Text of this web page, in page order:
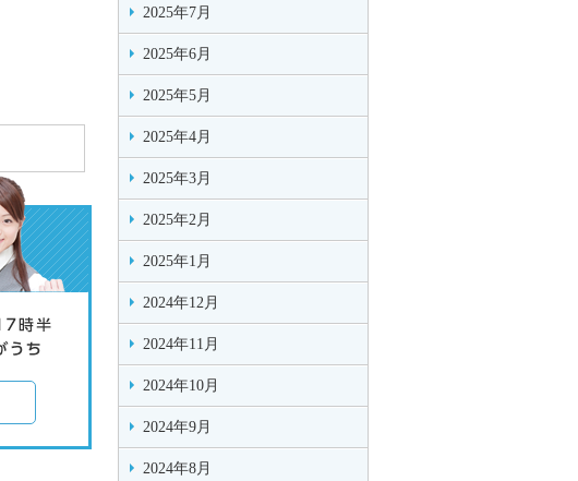
2025年7月
2025年6月
2025年5月
2025年4月
2025年3月
2025年2月
2025年1月
2024年12月
2024年11月
2024年10月
2024年9月
2024年8月